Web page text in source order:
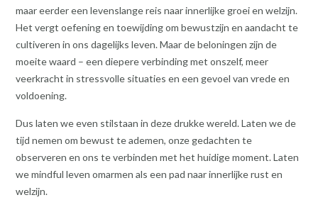
maar eerder een levenslange reis naar innerlijke groei en welzijn.
Het vergt oefening en toewijding om bewustzijn en aandacht te
cultiveren in ons dagelijks leven. Maar de beloningen zijn de
moeite waard – een diepere verbinding met onszelf, meer
veerkracht in stressvolle situaties en een gevoel van vrede en
voldoening.
Dus laten we even stilstaan in deze drukke wereld. Laten we de
tijd nemen om bewust te ademen, onze gedachten te
observeren en ons te verbinden met het huidige moment. Laten
we mindful leven omarmen als een pad naar innerlijke rust en
welzijn.